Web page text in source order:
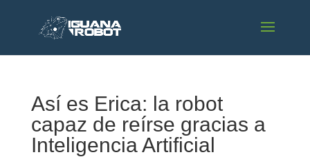
Así es Erica: la robot
capaz de reírse gracias a
Inteligencia Artificial